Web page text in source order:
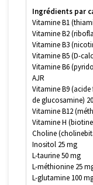
Ingrédients par
Vitamine B1
Vitamine B2
Vitamine B3
Vitamine B5 (D-
Vitamine B6
AJR
Vitamine B9
de glucosamine)
Vitamine B12
Vitamine H
Choline
Inositol 25 mg
L-taurine 50 mg
L-méthionine 25
L-glutamine 100